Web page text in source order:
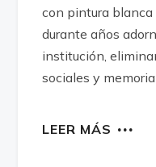
con pintura blanca
durante años
institución,
sociales y
LEER MÁS